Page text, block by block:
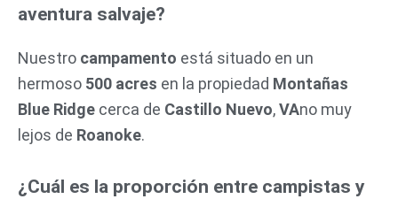
aventura salvaje?
Nuestro campamento está situado en un
hermoso 500 acres en la propiedad Montañas
Blue Ridge cerca de Castillo Nuevo,VAno muy
lejos de Roanoke.
¿Cuál es la proporción entre campistas y